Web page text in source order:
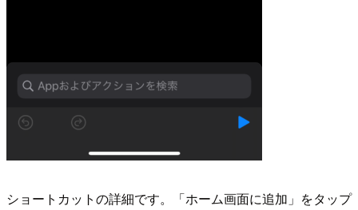
ショートカットの詳細です。「ホーム画面に追加」をタップ